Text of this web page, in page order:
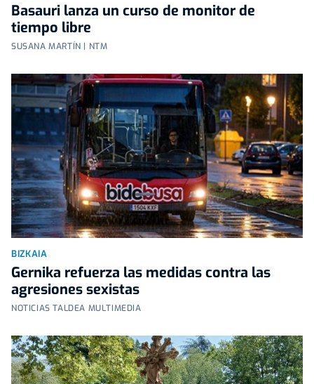
Basauri lanza un curso de monitor de
tiempo libre
SUSANA MARTÍN | NTM
BIZKAIA
Gernika refuerza las medidas contra las
agresiones sexistas
NOTICIAS TALDEA MULTIMEDIA